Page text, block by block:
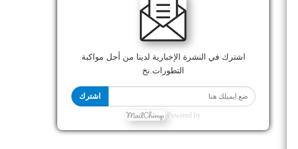
اشترك في النشرة الإخبارية لدينا من أجل مواكبة
التطورات.نخ
اشترك
Powered by